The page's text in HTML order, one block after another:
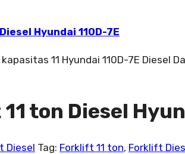
Hyundai 110D-7E
11 Hyundai 110D-7E Diesel
ton Diesel
Diesel Tag: Forklift 11 ton, Forklift